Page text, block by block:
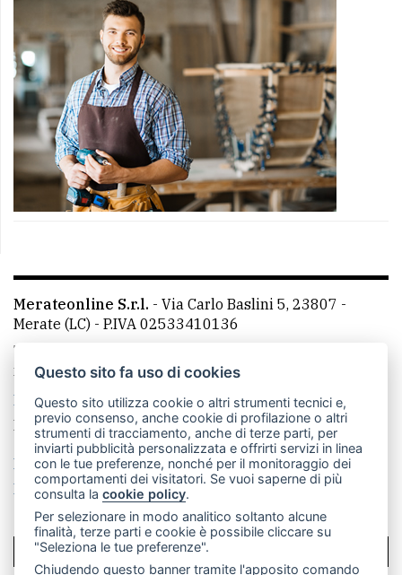
Merateonline S.r.l. - Via Carlo Baslini 5, 23807 -
Merate (LC) - P.IVA 02533410136
Telefono:
mail: redazione@merateonline.it
La redazione
CasateOnline LeccoOnline
RSS
Made by VIP
Privacy policy
Cookie policy
Rivedi le tue scelte sui cookie
SCRIVICI
Questo sito fa uso di cookies
Questo sito utilizza cookie o altri strumenti tecnici e,
previo consenso, anche cookie di profilazione o altri
strumenti di tracciamento, anche di terze parti, per
inviarti pubblicità personalizzata e offrirti servizi in linea
con le tue preferenze, nonché per il monitoraggio dei
comportamenti dei visitatori. Se vuoi saperne di più
consulta lacookie policy.
Per selezionare in modo analitico soltanto alcune
finalità, terze parti e cookie è possibile cliccare su
"Seleziona le tue preferenze".
Chiudendo questo banner tramite l'apposito comando